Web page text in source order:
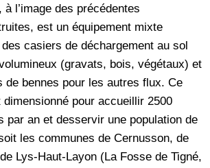
à l’image des précédentes
est un équipement mixte
casiers de déchargement au sol
(gravats, bois, végétaux) et
de bennes pour les autres flux. Ce
pour accueillir 2500
par an et desservir une population de
les communes de Cernusson, de
Lys-Haut-Layon (La Fosse de Tigné,